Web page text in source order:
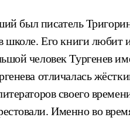
был писатель
школе. Его книги любит
человек Тургенев
отличалась
своего
Именно во